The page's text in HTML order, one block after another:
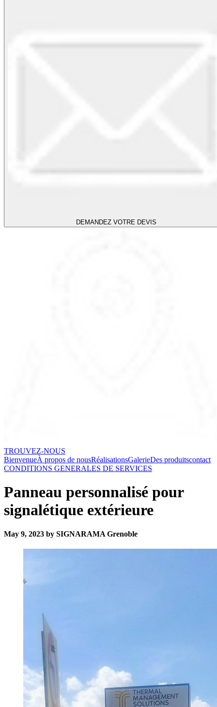
DEMANDEZ VOTRE DEVIS
TROUVEZ-NOUS
BienvenueÀ propos de nousRéalisationsGalerieDes produitscontact
CONDITIONS GENERALES DE SERVICES
Panneau personnalisé pour
signalétique extérieure
May 9, 2023 by SIGNARAMA Grenoble